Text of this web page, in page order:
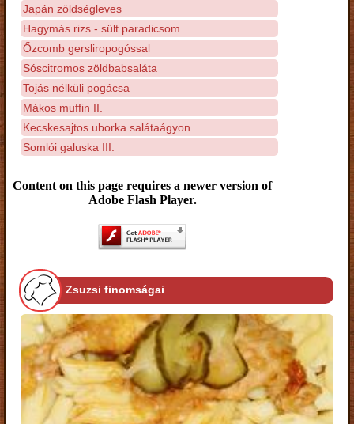
Japán zöldségleves
Hagymás rizs - sült paradicsom
Őzcomb gersliropogóssal
Sóscitromos zöldbabsaláta
Tojás nélküli pogácsa
Mákos muffin II.
Kecskesajtos uborka salátaágyon
Somlói galuska III.
Content on this page requires a newer version of
Adobe Flash Player.
Zsuzsi finomságai